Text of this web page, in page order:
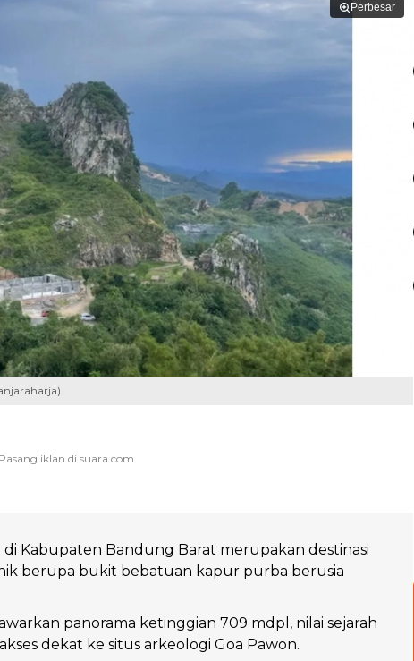
Perbesar
Kabupaten Bandung Barat merupakan destinasi
berupa bukit bebatuan kapur purba berusia
panorama ketinggian 709 mdpl, nilai sejarah
dekat ke situs arkeologi Goa Pawon.